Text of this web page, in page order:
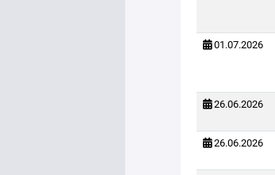
01.07.2026
26.06.2026
26.06.2026